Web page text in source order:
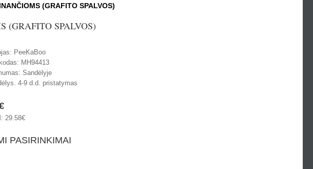
(GRAFITO SPALVOS)
(GRAFITO SPALVOS)
PeeKaBoo
MH94413
Sandėlyje
4-9 d.d. pristatymas
29.58€
PASIRINKIMAI